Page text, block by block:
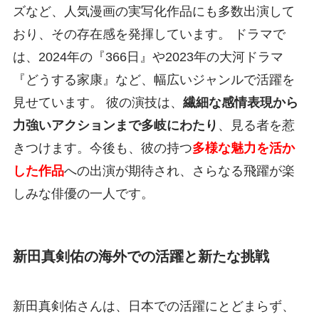
ズなど、人気漫画の実写化作品にも多数出演して
おり、その存在感を発揮しています。 ドラマで
は、2024年の『366日』や2023年の大河ドラマ
『どうする家康』など、幅広いジャンルで活躍を
見せています。 彼の演技は、 繊細な感情表現から
力強いアクションまで多岐にわたり 、見る者を惹
きつけます。今後も、彼の持つ多様な魅力を活か
した作品への出演が期待され、さらなる飛躍が楽
しみな俳優の一人です。
新田真剣佑の海外での活躍と新たな挑戦
新田真剣佑さんは、日本での活躍にとどまらず、